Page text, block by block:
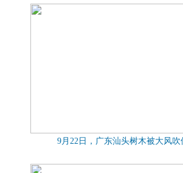
9月22日，广东汕头树木被大风吹